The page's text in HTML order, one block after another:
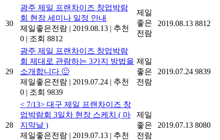
30
광주 제일 프랜차이즈 창업박람
회 현장 세미나 일정 안내
제일좋은전람 | 2019.08.13 | 추천
0 | 조회 8812
제일
좋은
전람
2019.08.13 8812
29
광주 제일 프랜차이즈 창업박람
회 제대로 관람하는 3가지 방법을
소개합니다 🙂
제일좋은전람 | 2019.07.24 | 추천
0 | 조회 9839
제일
좋은
전람
2019.07.24 9839
28
< 7/13> 대구 제일 프랜차이즈 창
업박람회 3일차 현장 스케치 ( 마
지막날 )
제일좋은전람 | 2019.07.13 | 추천
제일
좋은
전람
2019.07.13 8080